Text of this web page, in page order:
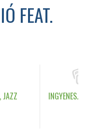
FEAT.
JAZZ
INGYENES.